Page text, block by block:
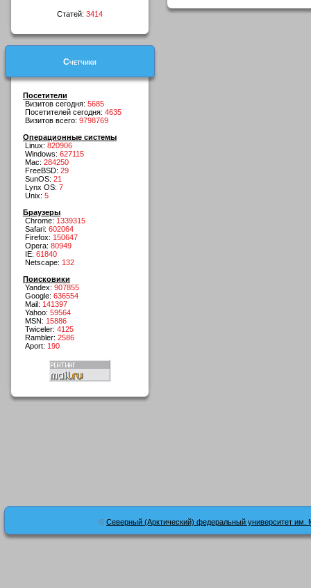
Статей: 3414
Счетчики
Посетители
Визитов сегодня: 5685
Посетителей сегодня: 4635
Визитов всего: 9798769
Операционные системы
Linux: 820906
Windows: 627115
Mac: 284250
FreeBSD: 29
SunOS: 21
Lynx OS: 7
Unix: 5
Браузеры
Chrome: 1339315
Safari: 602064
Firefox: 150647
Opera: 80949
IE: 61840
Netscape: 132
Поисковики
Yandex: 907855
Google: 636554
Mail: 141397
Yahoo: 59564
MSN: 15886
Twiceler: 4125
Rambler: 2586
Aport: 190
© Северный (Арктический) федеральный университет